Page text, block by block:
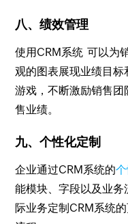
八、绩效管理
使用CRM系统 可以为
观的图表展现业绩目
游戏，不断激励销售
售业绩。
九、个性化定制
企业通过CRM系统的
能模块、字段以及业
际业务定制CRM系统